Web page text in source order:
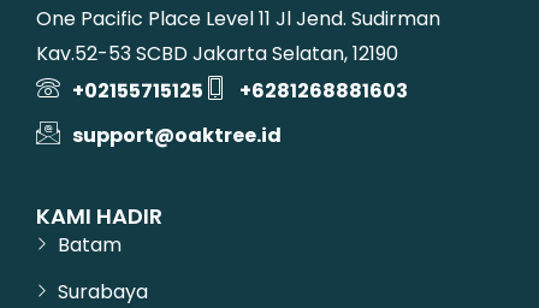
One Pacific Place Level 11 Jl Jend. Sudirman
Kav.52-53 SCBD Jakarta Selatan, 12190
+02155715125
+6281268881603
support@oaktree.id
KAMI HADIR
Batam
Surabaya